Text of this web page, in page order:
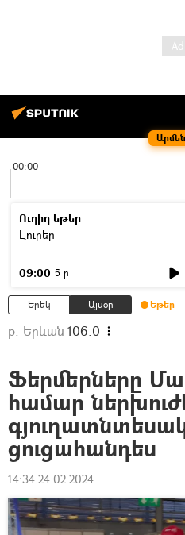
00:00
Ուղիղ եթեր
Լուրեր
09:00 5 ր
Երեկ Այսօր Եթեր
ք. Երևան 106.0
Ֆերմերները
համար
ցուցահանդես
14:34 24.02.2024